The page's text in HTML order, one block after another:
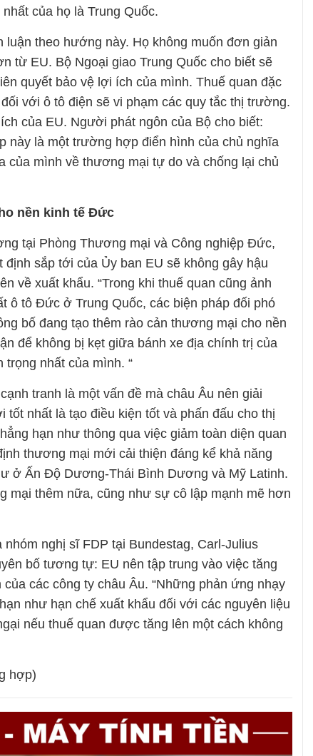
của họ là Trung Quốc.
luận theo hướng này. Họ không muốn đơn giản
từ EU. Bộ Ngoại giao Trung Quốc cho biết sẽ
quyết bảo vệ lợi ích của mình. Thuế quan đặc
với ô tô điện sẽ vi phạm các quy tắc thị trường.
của EU. Người phát ngôn của Bộ cho biết:
này là một trường hợp điển hình của chủ nghĩa
của mình về thương mại tự do và chống lại chủ
nền kinh tế Đức
tại Phòng Thương mại và Công nghiệp Đức,
định sắp tới của Ủy ban EU sẽ không gây hậu
về xuất khẩu. “Trong khi thuế quan cũng ảnh
ô tô Đức ở Trung Quốc, các biện pháp đối phó
bố đang tạo thêm rào cản thương mại cho nền
để không bị kẹt giữa bánh xe địa chính trị của
nhất của mình. “
tranh là một vấn đề mà châu Âu nên giải
tốt nhất là tạo điều kiện tốt và phấn đấu cho thị
hạn như thông qua việc giảm toàn diện quan
thương mại mới cải thiện đáng kể khả năng
ở Ấn Độ Dương-Thái Bình Dương và Mỹ Latinh.
mại thêm nữa, cũng như sự cô lập mạnh mẽ hơn
nghị sĩ FDP tại Bundestag, Carl-Julius
bố tương tự: EU nên tập trung vào việc tăng
các công ty châu Âu. “Những phản ứng nhạy
như hạn chế xuất khẩu đối với các nguyên liệu
nếu thuế quan được tăng lên một cách không
hợp)